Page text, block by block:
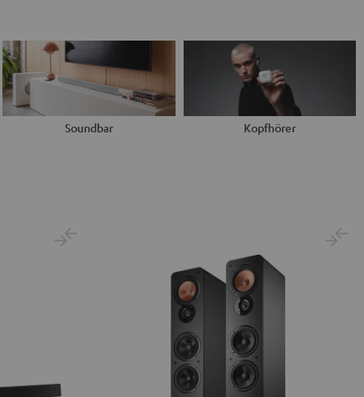
Soundbar Kopfhörer